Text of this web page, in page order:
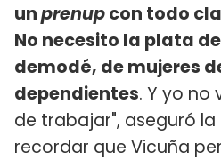
unprenupcon todo
No necesito la plata
demodé, de mujeres
dependientes. Y yo no
de trabajar", aseguró la
recordar que Vicuña